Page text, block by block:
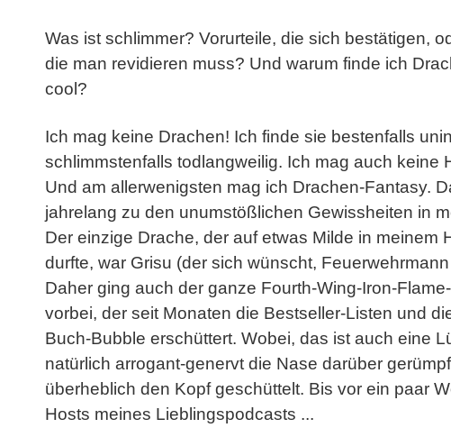
Was ist schlimmer? Vorurteile, die sich bestätigen,
die man revidieren muss? Und warum finde ich
cool?
Ich mag keine Drachen! Ich finde sie bestenfalls
schlimmstenfalls todlangweilig. Ich mag auch keine
Und am allerwenigsten mag ich Drachen-Fantasy.
jahrelang zu den unumstößlichen Gewissheiten in
Der einzige Drache, der auf etwas Milde in meinem
durfte, war Grisu (der sich wünscht,
Daher ging auch der ganze Fourth-Wing-Iron-
vorbei, der seit Monaten die Bestseller-Listen und
Buch-Bubble erschüttert. Wobei, das ist auch eine
natürlich arrogant-genervt die Nase darüber
überheblich den Kopf geschüttelt. Bis vor ein paar
Hosts meines Lieblingspodcasts ...